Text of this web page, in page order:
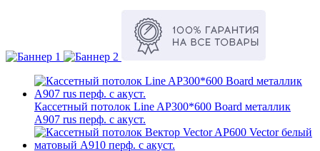
Кассетный потолок Line AP300*600 Board металлик
А907 rus перф. с акуст.